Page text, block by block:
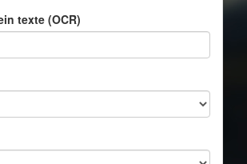
texte (OCR)